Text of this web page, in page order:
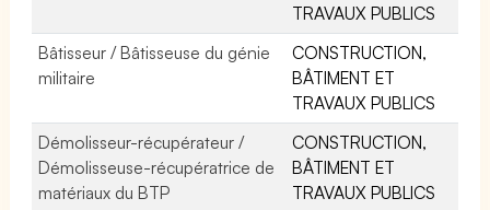
TRAVAUX PUBLICS
Bâtisseur / Bâtisseuse du génie
militaire
CONSTRUCTION,
BÂTIMENT ET
TRAVAUX PUBLICS
Démolisseur-récupérateur /
Démolisseuse-récupératrice de
matériaux du BTP
CONSTRUCTION,
BÂTIMENT ET
TRAVAUX PUBLICS